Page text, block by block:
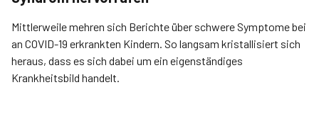
Mittlerweile mehren sich Berichte über schwere Symptome bei
an COVID-19 erkrankten Kindern. So langsam kristallisiert sich
heraus, dass es sich dabei um ein eigenständiges
Krankheitsbild handelt.